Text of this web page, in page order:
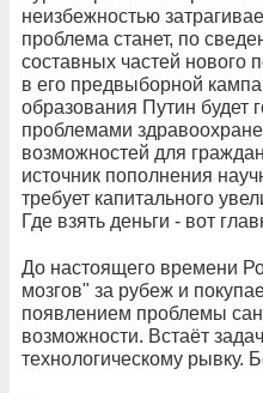
неизбежностью
проблема станет, по
составных частей нового
в его предвыборной
образования Путин будет
проблемами
возможностей для
источник пополнения
требует капитального
Где взять деньги - вот
До настоящего времени
мозгов" за рубеж и
появлением проблемы
возможности. Встаёт
технологическому рывку.